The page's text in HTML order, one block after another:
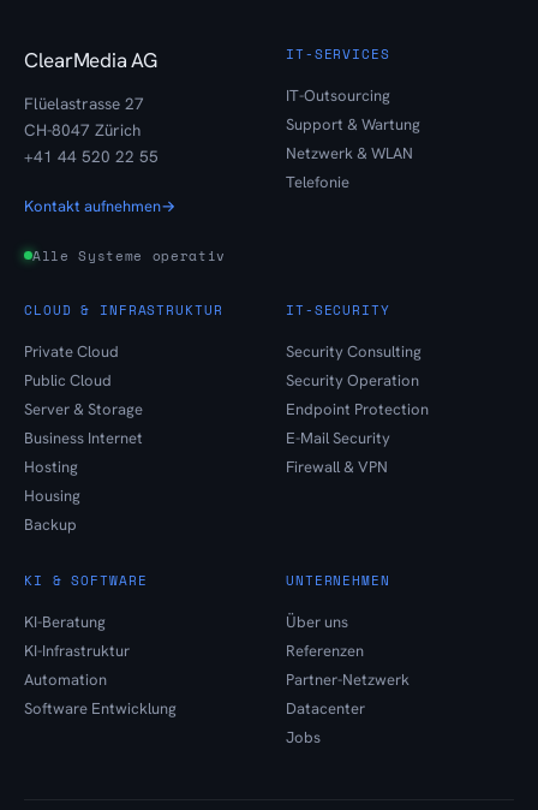
ClearMedia AG
Flüelastrasse 27
CH-8047 Zürich
+41 44 520 22 55
Kontakt aufnehmen→
Alle Systeme operativ
IT-SERVICES
IT-Outsourcing
Support & Wartung
Netzwerk & WLAN
Telefonie
CLOUD & INFRASTRUKTUR
Private Cloud
Public Cloud
Server & Storage
Business Internet
Hosting
Housing
Backup
IT-SECURITY
Security Consulting
Security Operation
Endpoint Protection
E-Mail Security
Firewall & VPN
KI & SOFTWARE
KI-Beratung
KI-Infrastruktur
Automation
Software Entwicklung
UNTERNEHMEN
Über uns
Referenzen
Partner-Netzwerk
Datacenter
Jobs